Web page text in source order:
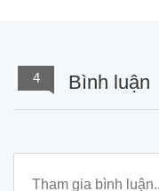
4 Bình luận